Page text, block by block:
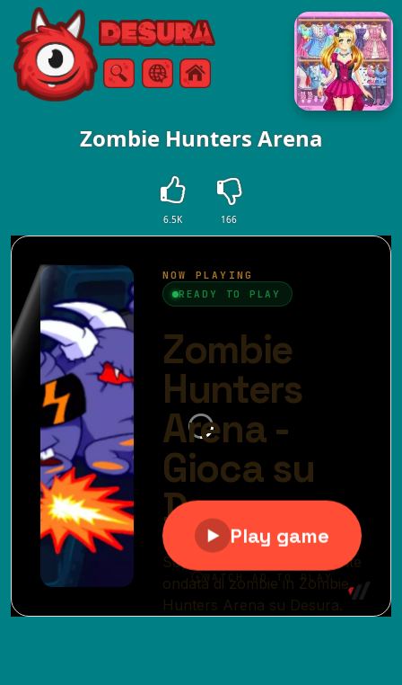
Free Online Games
RicercaMenù
Zombie Hunters Arena
6.5K 166